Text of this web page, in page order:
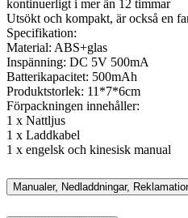
kontinuerligt i mer än 12 timmar
Utsökt och kompakt, är också en
Specifikation:
Material: ABS+glas
Inspänning: DC 5V 500mA
Batterikapacitet: 500mAh
Produktstorlek: 11*7*6cm
Förpackningen innehåller:
1 x Nattljus
1 x Laddkabel
1 x engelsk och kinesisk manual
Manualer, Nedladdningar,